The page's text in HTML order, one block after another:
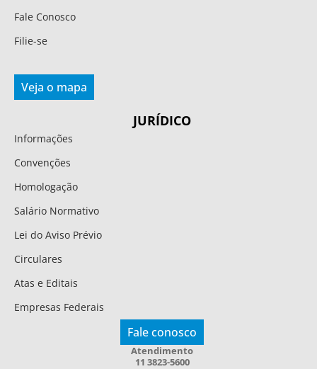
Fale Conosco
Filie-se
Veja o mapa
JURÍDICO
Informações
Convenções
Homologação
Salário Normativo
Lei do Aviso Prévio
Circulares
Atas e Editais
Empresas Federais
Fale conosco
Atendimento
11 3823-5600